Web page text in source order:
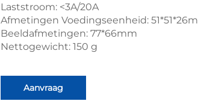
Laststroom: <3A/20A
Afmetingen Voedingseenheid:
Beeldafmetingen: 77*66mm
Nettogewicht: 150 g
Aanvraag